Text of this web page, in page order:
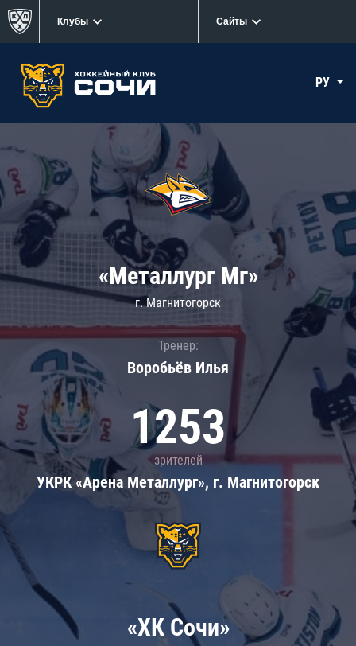
Клубы Сайты
РУ
«Металлург Мг»
г. Магнитогорск
Тренер:
Воробьёв Илья
1253
зрителей
УКРК «Арена Металлург», г. Магнитогорск
«ХК Сочи»